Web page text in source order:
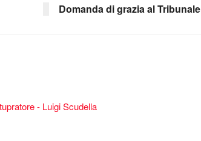
Domanda di grazia al Tribunale
- Luigi Scudella